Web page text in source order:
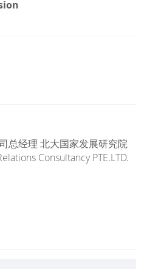
总经理 北大国家发展研究院
Consultancy PTE.LTD.